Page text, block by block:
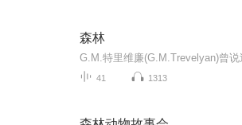
森林
41 1313